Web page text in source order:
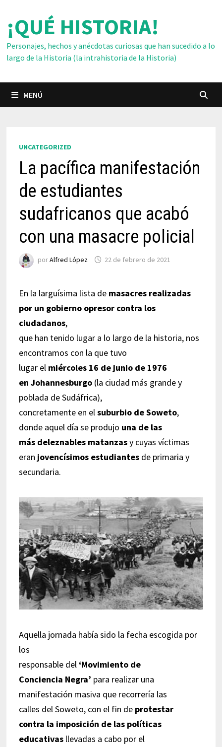
contenido
¡QUÉ HISTORIA!
Personajes, hechos y anécdotas curiosas que han sucedido a lo
largo de la Historia (la intrahistoria de la Historia)
MENÚ
UNCATEGORIZED
La pacífica manifestación
de estudiantes
sudafricanos que acabó
con una masacre policial
porAlfred López 22 de febrero de 2021
En la larguísima lista de masacres realizadas
por un gobierno opresor contra los
ciudadanos,
que han tenido lugar a lo largo de la historia, nos
encontramos con la que tuvo
lugar el miércoles 16 de junio de 1976
en Johannesburgo(la ciudad más grande y
poblada de Sudáfrica),
concretamente en elsuburbio de Soweto,
donde aquel día se produjo una de las
más deleznables matanzasy cuyas víctimas
eran jovencísimos estudiantesde primaria y
secundaria.
Aquella jornada había sido la fecha escogida por
los
responsable del ‘Movimiento de
Conciencia Negra’ para realizar una
manifestación masiva que recorrería las
calles del Soweto, con el fin de protestar
contra la imposición de las políticas
educativasllevadas a cabo por el